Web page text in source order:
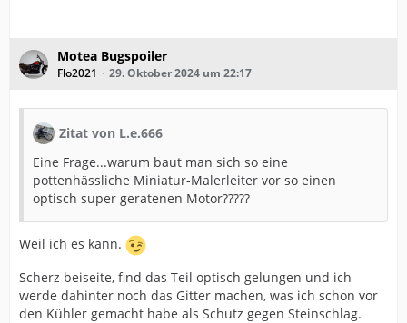
Motea Bugspoiler
Flo2021 29. Oktober 2024 um 22:17
Zitat von L.e.666
Eine Frage...warum baut man sich so eine
pottenhässliche Miniatur-Malerleiter vor so einen
optisch super geratenen Motor?????
Weil ich es kann.
Scherz beiseite, find das Teil optisch gelungen und ich
werde dahinter noch das Gitter machen, was ich schon vor
den Kühler gemacht habe als Schutz gegen Steinschlag.